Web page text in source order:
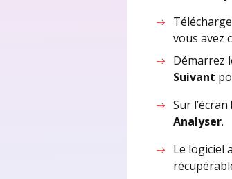
vous avez
Démarrez
Suivant
Sur l’écran
Analyser.
Le logiciel